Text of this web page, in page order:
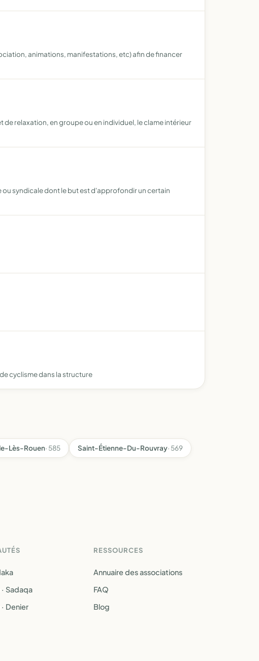
animations, manifestations, etc) afin de financer
relaxation, en groupe ou en individuel, le clame intérieur
syndicale dont le but est d'approfondir un certain
cyclisme dans la structure
Lès-Rouen· 585 Saint-Étienne-Du-Rouvray· 569
Sadaqa
Denier
RESSOURCES
Annuaire des associations
FAQ
Blog